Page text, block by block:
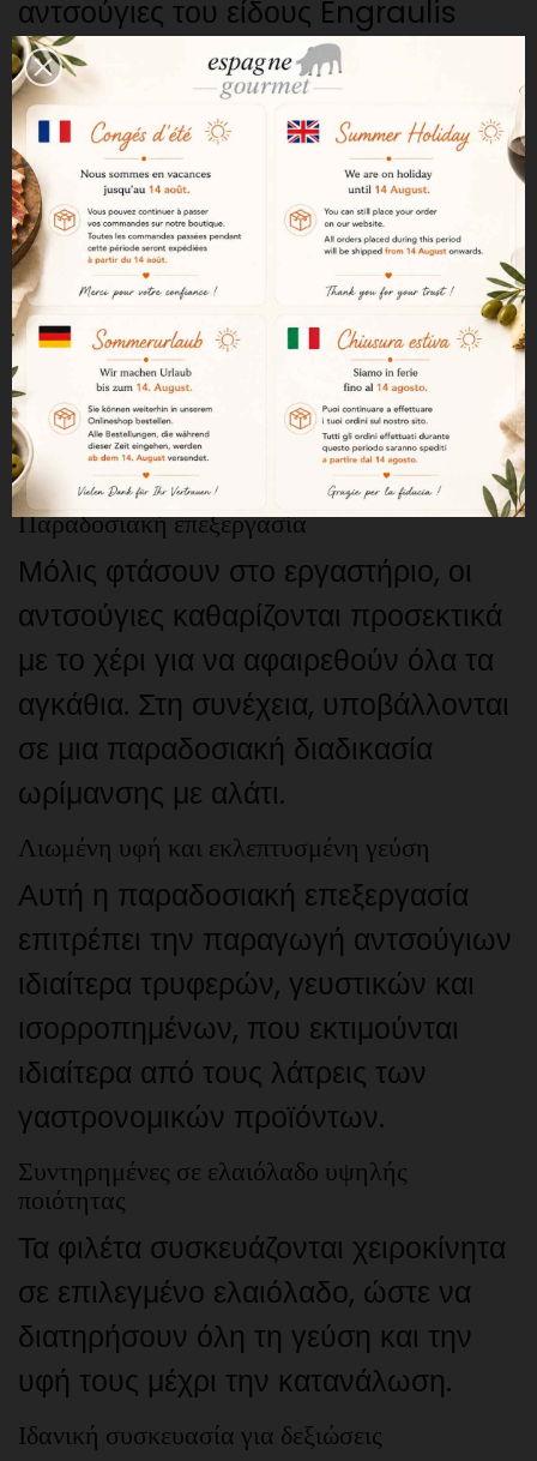
αντσούγιες του είδους Engraulis
Encrasicolus. Επιλέγονται
απευθείας στο ψαροπάζαρο της
Getaria από τους ψαράδες που τις
αλιεύουν στον Κόλπο της Γασκώνης.
Ψάρεμα την ιδανική εποχή
Οι αντσούγιες αλιεύονται την άνοιξη,
την ιδανική περίοδο κατά την οποία
παρουσιάζουν την καλύτερη
ποιότητα, το τέλειο μέγεθος και μια
εξαιρετική γευστική πλούσια γεύση.
Παραδοσιακή επεξεργασία
Μόλις φτάσουν στο εργαστήριο, οι
αντσούγιες καθαρίζονται προσεκτικά
με το χέρι για να αφαιρεθούν όλα τα
αγκάθια. Στη συνέχεια, υποβάλλονται
σε μια παραδοσιακή διαδικασία
ωρίμανσης με αλάτι.
Λιωμένη υφή και εκλεπτυσμένη γεύση
Αυτή η παραδοσιακή επεξεργασία
επιτρέπει την παραγωγή αντσούγιων
ιδιαίτερα τρυφερών, γευστικών και
ισορροπημένων, που εκτιμούνται
ιδιαίτερα από τους λάτρεις των
γαστρονομικών προϊόντων.
Συντηρημένες σε ελαιόλαδο υψηλής
ποιότητας
Τα φιλέτα συσκευάζονται χειροκίνητα
σε επιλεγμένο ελαιόλαδο, ώστε να
διατηρήσουν όλη τη γεύση και την
υφή τους μέχρι την κατανάλωση.
Ιδανική συσκευασία για δεξιώσεις